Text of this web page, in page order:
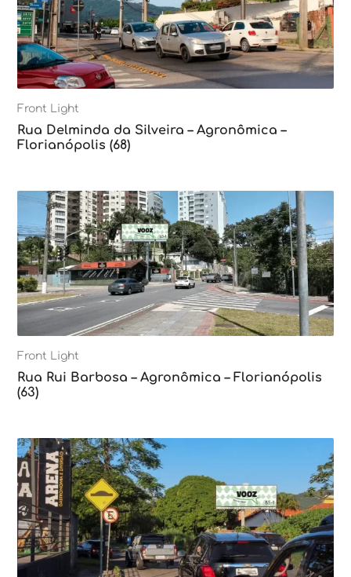
Front Light
Rua Delminda da Silveira – Agronômica –
Florianópolis (68)
Front Light
Rua Rui Barbosa – Agronômica – Florianópolis
(63)